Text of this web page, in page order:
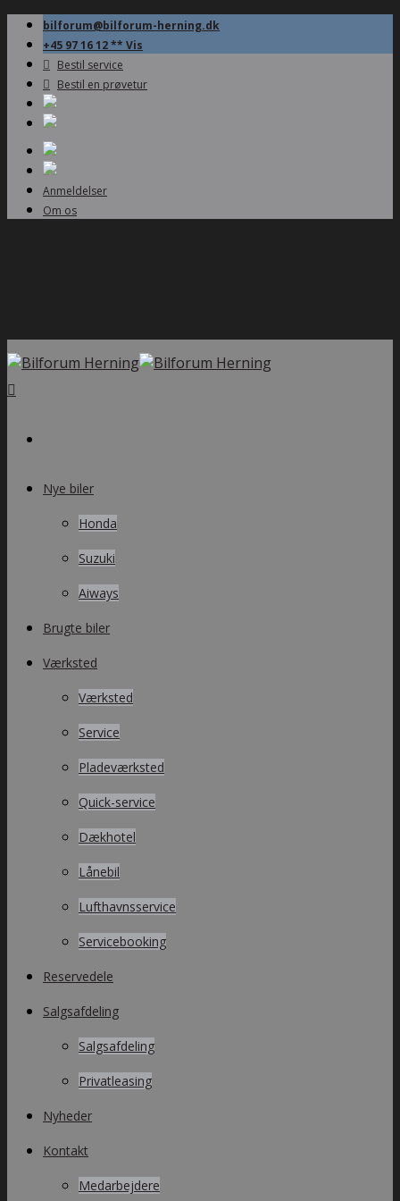
bilforum@bilforum-herning.dk
+45 97 16 12 ** Vis
Bestil service
Bestil en prøvetur
Anmeldelser
Om os
Nye biler
Honda
Suzuki
Aiways
Brugte biler
Værksted
Værksted
Service
Pladeværksted
Quick-service
Dækhotel
Lånebil
Lufthavnsservice
Servicebooking
Reservedele
Salgsafdeling
Salgsafdeling
Privatleasing
Nyheder
Kontakt
Medarbejdere